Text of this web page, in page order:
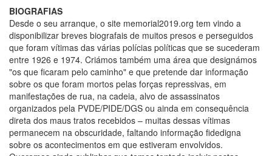
BIOGRAFIAS
Desde o seu arranque, o site memorial2019.org tem vindo a
disponibilizar breves biografais de muitos presos e perseguidos
que foram vítimas das várias polícias políticas que se sucederam
entre 1926 e 1974. Criámos também uma área que designámos
"os que ficaram pelo caminho" e que pretende dar informação
sobre os que foram mortos pelas forças repressivas, em
manifestações de rua, na cadeia, alvo de assassinatos
organizados pela PVDE/PIDE/DGS ou ainda em consequência
direta dos maus tratos recebidos – muitas dessas vítimas
permanecem na obscuridade, faltando informação fidedigna
sobre os acontecimentos em que estiveram envolvidos.